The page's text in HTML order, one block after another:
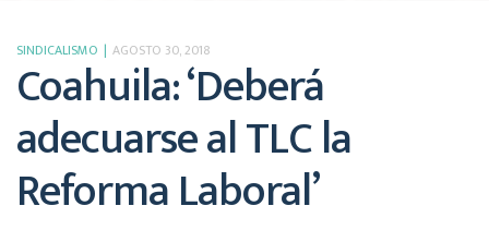
SINDICALISMO AGOSTO 30, 2018
Coahuila: ‘Deberá
adecuarse al TLC la
Reforma Laboral’